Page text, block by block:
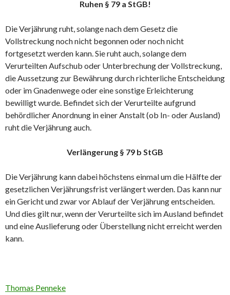
Ruhen § 79 a StGB!
Die Verjährung ruht, solange nach dem Gesetz die
Vollstreckung noch nicht begonnen oder noch nicht
fortgesetzt werden kann. Sie ruht auch, solange dem
Verurteilten Aufschub oder Unterbrechung der Vollstreckung,
die Aussetzung zur Bewährung durch richterliche Entscheidung
oder im Gnadenwege oder eine sonstige Erleichterung
bewilligt wurde. Befindet sich der Verurteilte aufgrund
behördlicher Anordnung in einer Anstalt (ob In- oder Ausland)
ruht die Verjährung auch.
Verlängerung § 79 b StGB
Die Verjährung kann dabei höchstens einmal um die Hälfte der
gesetzlichen Verjährungsfrist verlängert werden. Das kann nur
ein Gericht und zwar vor Ablauf der Verjährung entscheiden.
Und dies gilt nur, wenn der Verurteilte sich im Ausland befindet
und eine Auslieferung oder Überstellung nicht erreicht werden
kann.
Thomas Penneke